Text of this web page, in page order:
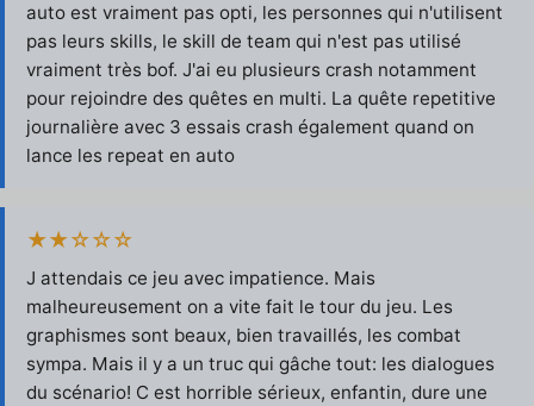
auto est vraiment pas opti, les personnes qui n'utilisent
pas leurs skills, le skill de team qui n'est pas utilisé
vraiment très bof. J'ai eu plusieurs crash notamment
pour rejoindre des quêtes en multi. La quête repetitive
journalière avec 3 essais crash également quand on
lance les repeat en auto
★★☆☆☆
J attendais ce jeu avec impatience. Mais
malheureusement on a vite fait le tour du jeu. Les
graphismes sont beaux, bien travaillés, les combat
sympa. Mais il y a un truc qui gâche tout: les dialogues
du scénario! C est horrible sérieux, enfantin, dure une